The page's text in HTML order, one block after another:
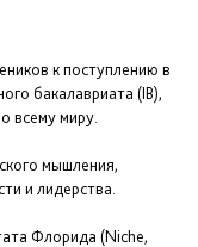
к поступлению в
бакалавриата (IB),
всему миру.
мышления,
и лидерства.
Флорида (Niche,